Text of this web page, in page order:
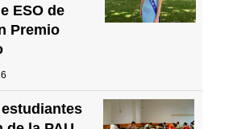
ESO de
Premio